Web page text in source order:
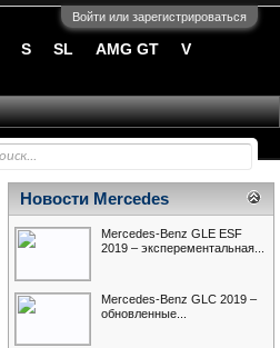
Войти или зарегистрироваться
Новости Mercedes
Mercedes-Benz GLE ESF
2019 – эксперементальная...
Mercedes-Benz GLC 2019 –
обновленные...
S SL AMG GT V